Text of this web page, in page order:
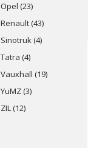
Opel (23)
Renault (43)
Sinotruk (4)
Tatra (4)
Vauxhall (19)
YuMZ (3)
ZIL (12)